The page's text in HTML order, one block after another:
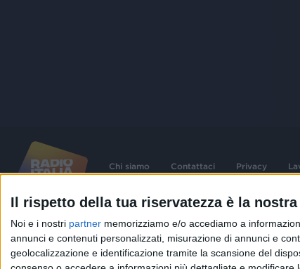
Il rispetto della tua riservatezza è la
Noi e i nostri partner memorizziamo e/o accediamo a
annunci e contenuti personalizzati, misurazione di annunci e
geolocalizzazione e identificazione tramite la scansione del
Chi siamo Contattaci Privacy
©2026RADIO ITALIA S.p.A. P.IVA 06832230152 | Tutti i diritti riservati.
contenute nel sito sono stati assolti gli obblighi derivanti dalla normativa
connessi.
Capitale Sociale € 580.000,00 interamente versato. Iscr. Reg. Imprese